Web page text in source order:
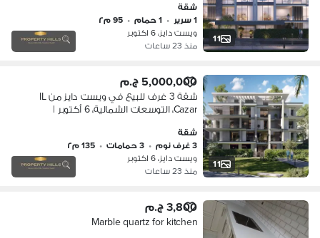
11
شقة
1 سرير
• 1 حمام • 95 م٢
ويست دايز، 6 اكتوبر
منذ 23 ساعات
11
5,000,000 ج.م
شقة 3 غرف للبيع في ويست دايز من IL
Cazar، التوسعات الشمالية، 6 أكتوبر |
شقة
3 غرف نوم
• 3 حمامات • 135 م٢
ويست دايز، 6 اكتوبر
منذ 23 ساعات
3,800 ج.م
Marble quartz for kitchen